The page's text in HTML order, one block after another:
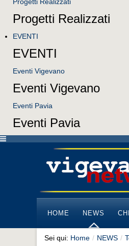
Progetti Realizzati
EVENTI
EVENTI
Eventi Vigevano
Eventi Vigevano
Eventi Pavia
Eventi Pavia
HOME NEWS
Sei qui: Home / NEWS /